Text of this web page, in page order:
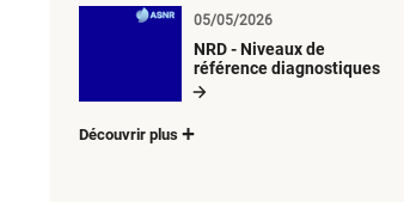
NRD - Niveaux de
référence diagnostiques
05/05/2026
Découvrir plus